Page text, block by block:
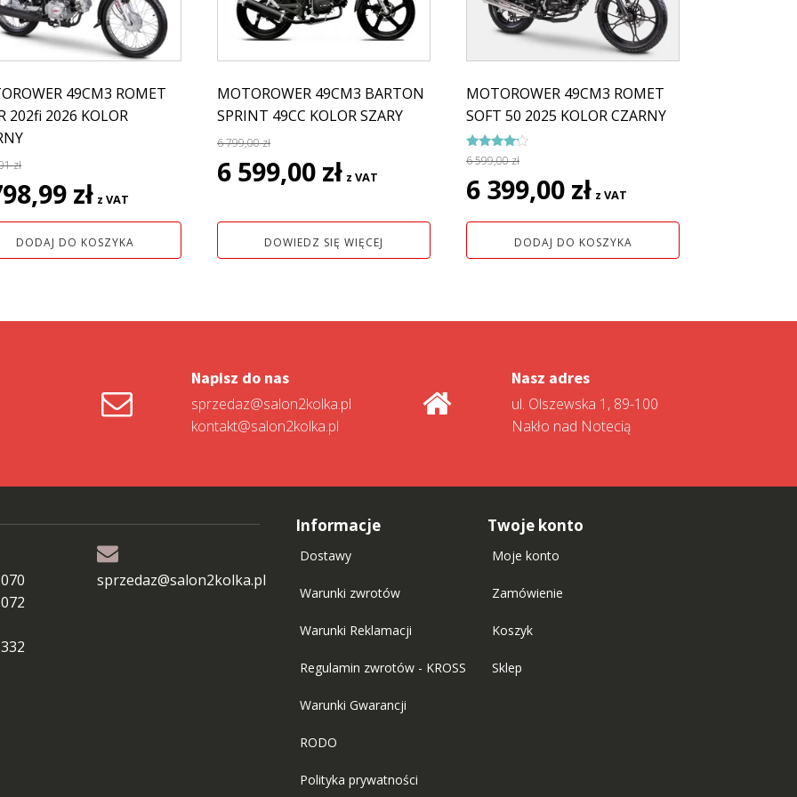
49CM3 ROMET
202fi 2026 KOLOR
zł
zł cena
wynosi:
5
z VAT
DODAJ DO KOSZYKA
MOTOROWER 49CM3 BARTON
SPRINT 49CC KOLOR SZARY
6 799,00zł
Pierwotna
cena
6
799,00 zł.
6 599,00 zł cena
6
599,00 zł.
z VAT
DOWIEDZ SIĘ WIĘCEJ
MOTOROWER 49CM3 ROMET
SOFT 50 2025 KOLOR CZARNY
Oceniono
na 5
6 599,00zł
Pierwotna
cena
wynosiła:
6 399,00 zł cena
wynosi:
6
z VAT
DODAJ DO KOSZYKA
Napisz do nas
sprzedaz@salon2kolka.pl
kontakt@salon2kolka.pl
Nasz adres
ul. Olszewska 1, 89-100
Nakło nad Notecią
sprzedaz@salon2kolka.pl
Informacje
Dostawy
Warunki zwrotów
Warunki Reklamacji
Regulamin zwrotów - KROSS
Warunki Gwarancji
RODO
Polityka prywatności
Twoje konto
Moje konto
Zamówienie
Koszyk
Sklep